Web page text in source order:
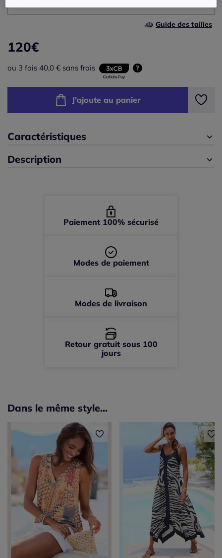
44 -épuisé
46 - En stock
Guide des tailles
120€
ou 3 fois 40,0 € sans frais ?
J'ajoute au panier
Caractéristiques
Description
Paiement 100% sécurisé
Modes de paiement
Modes de livraison
Retour gratuit sous 100
jours
Dans le même style...